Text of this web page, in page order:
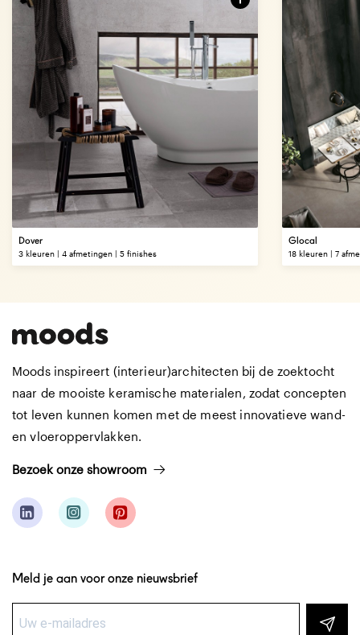
Dover
3 kleuren | 4 afmetingen | 5 finishes
Glocal
18 kleuren | 7
Moods inspireert (interieur)architecten bij de zoektocht
naar de mooiste keramische materialen, zodat concepten
tot leven kunnen komen met de meest innovatieve wand-
en vloeroppervlakken.
Bezoek onze showroom
Meld je aan voor onze nieuwsbrief